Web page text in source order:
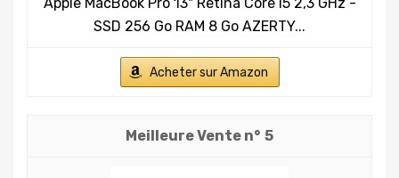
Apple MacBook Pro 13" Retina Core i5 2,3 GHz -
SSD 256 Go RAM 8 Go AZERTY...
Acheter sur Amazon
5